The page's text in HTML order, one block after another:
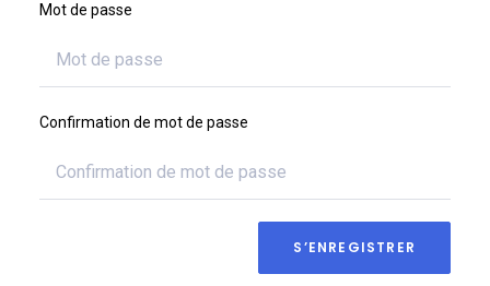
Mot de passe
Confirmation de mot de passe
S’ENREGISTRER